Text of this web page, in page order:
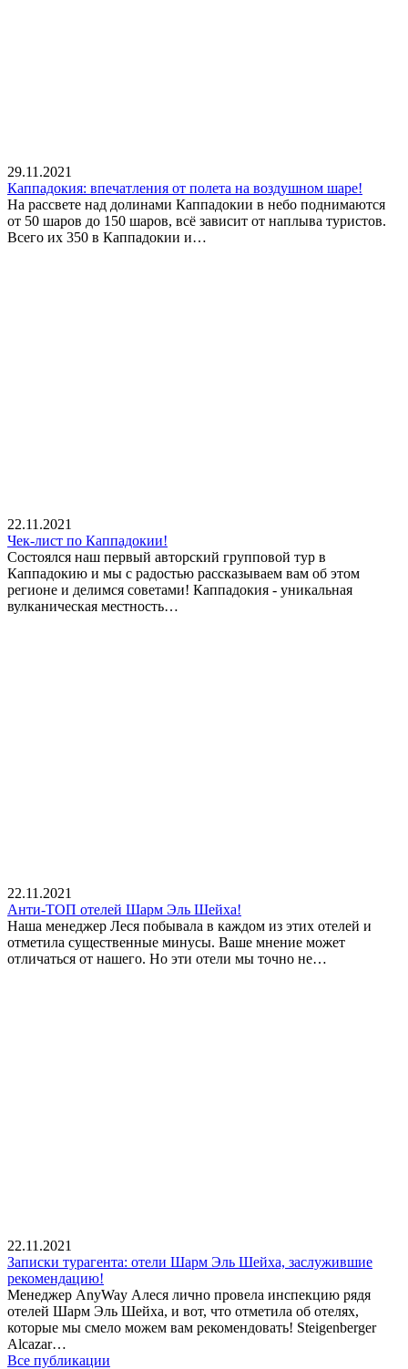
29.11.2021
Каппадокия: впечатления от полета на воздушном шаре!
На рассвете над долинами Каппадокии в небо поднимаются
от 50 шаров до 150 шаров, всё зависит от наплыва туристов.
Всего их 350 в Каппадокии и…
22.11.2021
Чек-лист по Каппадокии!
Состоялся наш первый авторский групповой тур в
Каппадокию и мы с радостью рассказываем вам об этом
регионе и делимся советами! Каппадокия - уникальная
вулканическая местность…
22.11.2021
Анти-ТОП отелей Шарм Эль Шейха!
Наша менеджер Леся побывала в каждом из этих отелей и
отметила существенные минусы. Ваше мнение может
отличаться от нашего. Но эти отели мы точно не…
22.11.2021
Записки турагента: отели Шарм Эль Шейха, заслужившие
рекомендацию!
Менеджер AnyWay Алеся лично провела инспекцию рядя
отелей Шарм Эль Шейха, и вот, что отметила об отелях,
которые мы смело можем вам рекомендовать! Steigenberger
Alcazar…
Все публикации